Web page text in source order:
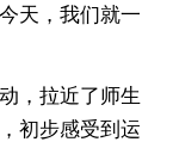
天，我们就一
，拉近了师生
初步感受到运